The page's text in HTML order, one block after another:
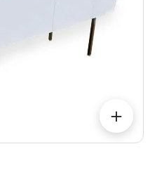
＋